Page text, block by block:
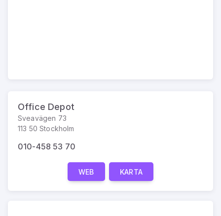
Office Depot
Sveavägen 73
113 50 Stockholm
010-458 53 70
WEB KARTA